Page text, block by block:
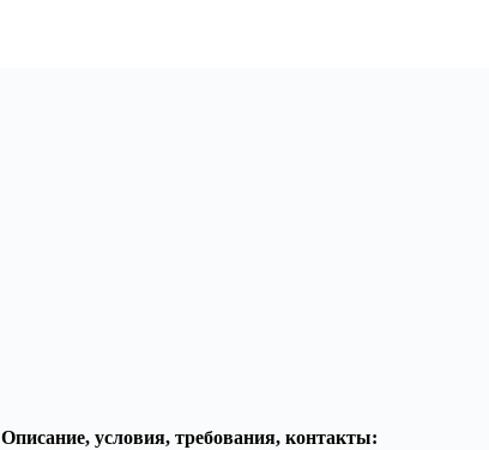
Описание, условия, требования, контакты: